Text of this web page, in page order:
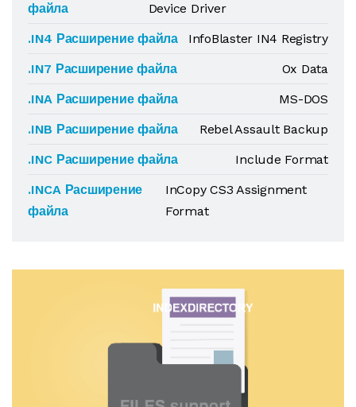
файла
Device Driver
.IN4 Расширение файла
InfoBlaster IN4 Registry
.IN7 Расширение файла
Ox Data
.INA Расширение файла
MS-DOS
.INB Расширение файла
Rebel Assault Backup
.INC Расширение файла
Include Format
.INCA Расширение
файла
InCopy CS3 Assignment
Format